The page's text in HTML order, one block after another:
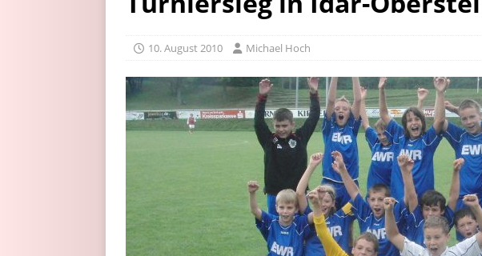
10. August 2010 Michael Hoch